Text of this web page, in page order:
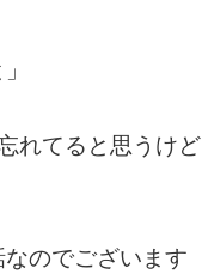
れてると思うけど
のでございます